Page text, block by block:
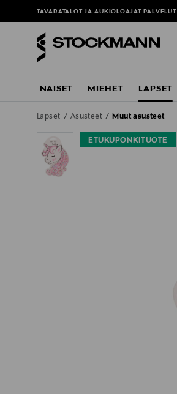
TAVARATALOT JA AUKIOLOAJAT PALVELUT
NAISET MIEHET LAPSET
Lapset Asusteet Muut asusteet
ETUKUPONKITUOTE